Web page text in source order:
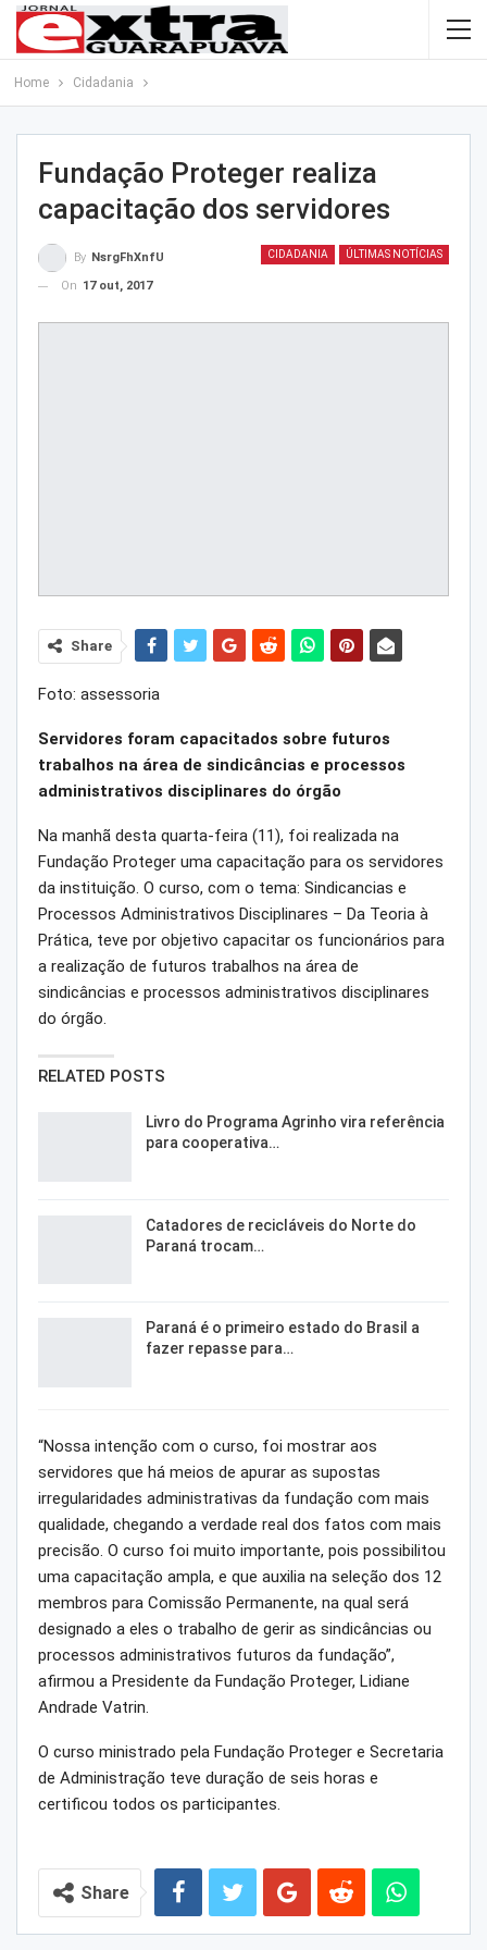
Home Cidadania
Fundação Proteger realiza
capacitação dos servidores
CIDADANIA ÚLTIMAS NOTÍCIAS
By NsrgFhXnfU
On 17 out, 2017
Share
Foto: assessoria
Servidores foram capacitados sobre futuros
trabalhos na área de sindicâncias e processos
administrativos disciplinares do órgão
Na manhã desta quarta-feira (11), foi realizada na
Fundação Proteger uma capacitação para os servidores
da instituição. O curso, com o tema: Sindicancias e
Processos Administrativos Disciplinares – Da Teoria à
Prática, teve por objetivo capacitar os funcionários para
a realização de futuros trabalhos na área de
sindicâncias e processos administrativos disciplinares
do órgão.
RELATED POSTS
Livro do Programa Agrinho vira referência
para cooperativa…
Catadores de recicláveis do Norte do
Paraná trocam…
Paraná é o primeiro estado do Brasil a
fazer repasse para…
“Nossa intenção com o curso, foi mostrar aos
servidores que há meios de apurar as supostas
irregularidades administrativas da fundação com mais
qualidade, chegando a verdade real dos fatos com mais
precisão. O curso foi muito importante, pois possibilitou
uma capacitação ampla, e que auxilia na seleção dos 12
membros para Comissão Permanente, na qual será
designado a eles o trabalho de gerir as sindicâncias ou
processos administrativos futuros da fundação”,
afirmou a Presidente da Fundação Proteger, Lidiane
Andrade Vatrin.
O curso ministrado pela Fundação Proteger e Secretaria
de Administração teve duração de seis horas e
certificou todos os participantes.
Share